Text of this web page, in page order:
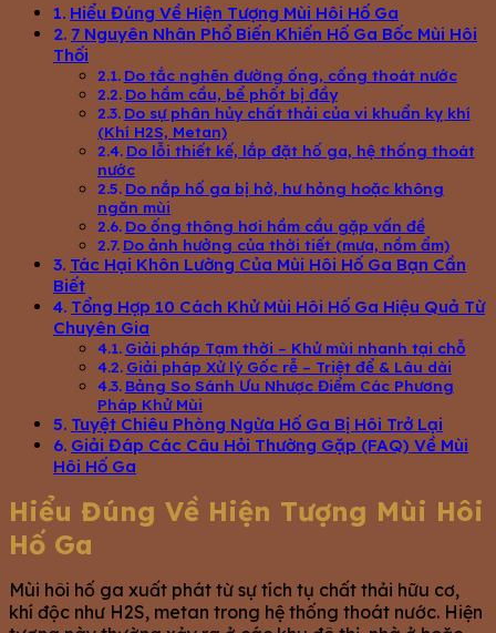
Hiểu Đúng Về Hiện Tượng Mùi Hôi Hố Ga
7 Nguyên Nhân Phổ Biến Khiến Hố Ga Bốc Mùi Hôi
Thối
Do tắc nghẽn đường ống, cống thoát nước
Do hầm cầu, bể phốt bị đầy
Do sự phân hủy chất thải của vi khuẩn kỵ khí
(Khí H2S, Metan)
Do lỗi thiết kế, lắp đặt hố ga, hệ thống thoát
nước
Do nắp hố ga bị hở, hư hỏng hoặc không
ngăn mùi
Do ống thông hơi hầm cầu gặp vấn đề
Do ảnh hưởng của thời tiết (mưa, nồm ẩm)
Tác Hại Khôn Lường Của Mùi Hôi Hố Ga Bạn Cần
Biết
Tổng Hợp 10 Cách Khử Mùi Hôi Hố Ga Hiệu Quả Từ
Chuyên Gia
Giải pháp Tạm thời – Khử mùi nhanh tại chỗ
Giải pháp Xử lý Gốc rễ – Triệt để & Lâu dài
Bảng So Sánh Ưu Nhược Điểm Các Phương
Pháp Khử Mùi
Tuyệt Chiêu Phòng Ngừa Hố Ga Bị Hôi Trở Lại
Giải Đáp Các Câu Hỏi Thường Gặp (FAQ) Về Mùi
Hôi Hố Ga
Hiểu Đúng Về Hiện Tượng Mùi Hôi
Hố Ga
Mùi hôi hố ga xuất phát từ sự tích tụ chất thải hữu cơ,
khí độc như H2S, metan trong hệ thống thoát nước. Hiện